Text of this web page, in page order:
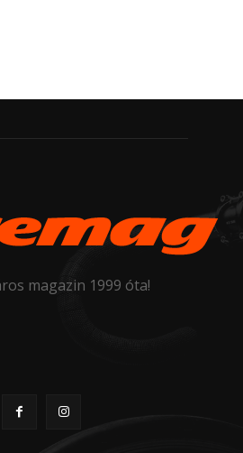
magazin 1999 óta!